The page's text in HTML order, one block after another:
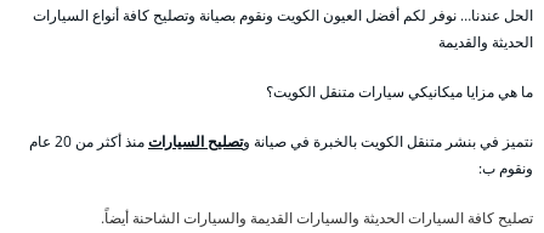
الحل عندنا… نوفر لكم أفضل العيون الكويت ونقوم بصيانة وتصليح كافة أنواع السيارات
الحديثة والقديمة
ما هي مزايا ميكانيكي سيارات متنقل الكويت؟
نتميز في بنشر متنقل الكويت بالخبرة في صيانة وتصليح السيارات
منذ أكثر من 20 عام
ونقوم ب:
تصليح كافة السيارات الحديثة والسيارات القديمة والسيارات الشاحنة أيضاً.